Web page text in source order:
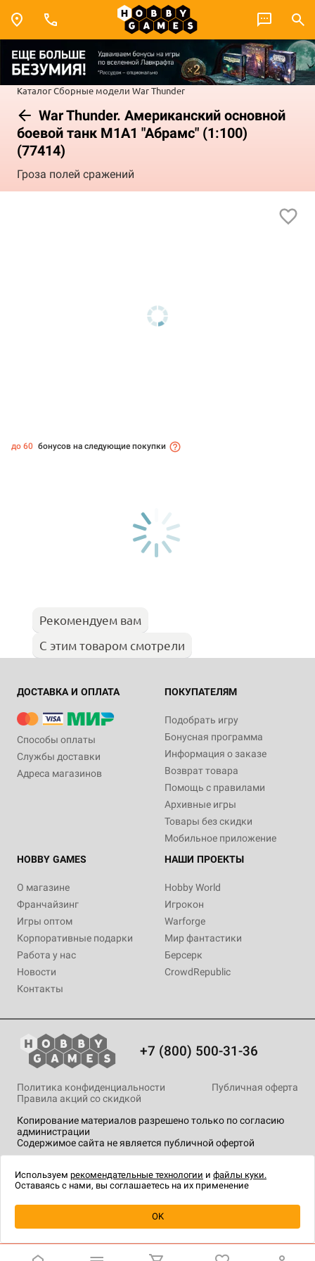
КаталогСборные модели War Thunder
War Thunder. Американский основной
боевой танк М1А1 "Абрамс" (1:100)
(77414)
Гроза полей сражений
Купить
до 60 бонусов на следующие покупки
Рекомендуем вам
С этим товаром смотрели
ДОСТАВКА И ОПЛАТА
Способы оплаты
Службы доставки
Адреса магазинов
ПОКУПАТЕЛЯМ
Подобрать игру
Бонусная программа
Информация о заказе
Возврат товара
Помощь с правилами
Архивные игры
Товары без скидки
Мобильное приложение
HOBBY GAMES
О магазине
Франчайзинг
Игры оптом
Корпоративные подарки
Работа у нас
Новости
Контакты
НАШИ ПРОЕКТЫ
Hobby World
Игрокон
Warforge
Мир фантастики
Берсерк
CrowdRepublic
+7 (800) 500-31-36
Копирование материалов разрешено только по согласию
администрации
Содержимое сайта не является публичной офертой
Политика конфиденциальности
Публичная оферта
Правила акций со скидкой
технологии.
Используем рекомендательные технологии и файлы куки.
Оставаясь с нами, вы соглашаетесь на их применение
OK